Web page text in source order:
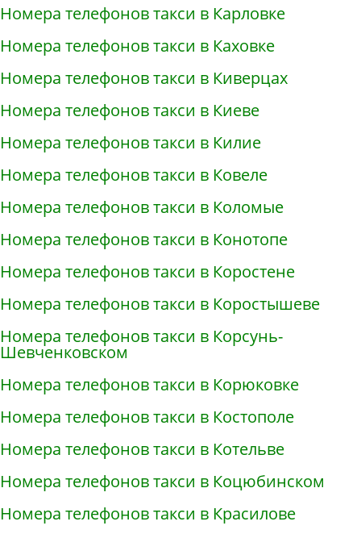
Номера телефонов такси в Карловке
Номера телефонов такси в Каховке
Номера телефонов такси в Киверцах
Номера телефонов такси в Киеве
Номера телефонов такси в Килие
Номера телефонов такси в Ковеле
Номера телефонов такси в Коломые
Номера телефонов такси в Конотопе
Номера телефонов такси в Коростене
Номера телефонов такси в Коростышеве
Номера телефонов такси в Корсунь-
Шевченковском
Номера телефонов такси в Корюковке
Номера телефонов такси в Костополе
Номера телефонов такси в Котельве
Номера телефонов такси в Коцюбинском
Номера телефонов такси в Красилове